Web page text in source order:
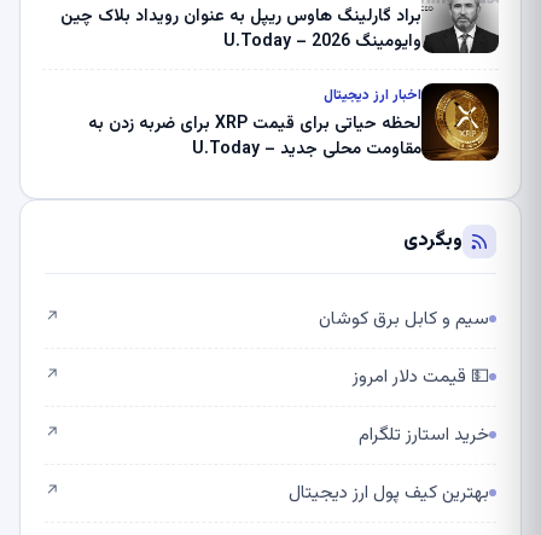
براد گارلینگ هاوس ریپل به عنوان رویداد بلاک چین
وایومینگ 2026 – U.Today
اخبار ارز دیجیتال
لحظه حیاتی برای قیمت XRP برای ضربه زدن به
مقاومت محلی جدید – U.Today
وبگردی
سیم و کابل برق کوشان ↗
💵 قیمت دلار امروز ↗
خرید استارز تلگرام ↗
بهترین کیف پول ارز دیجیتال ↗